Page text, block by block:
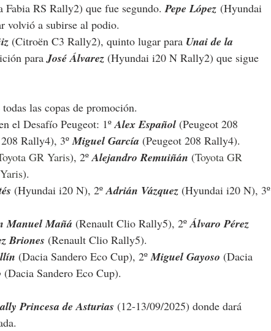
Fabia RS Rally2) que fue segundo. Pepe López (Hyundai
volvió a subirse al podio.
(Citroën C3 Rally2), quinto lugar para Unai de la
para José Álvarez (Hyundai i20 N Rally2) que sigue
las copas de promoción.
el Desafío Peugeot: 1º Alex Español (Peugeot 208
208 Rally4), 3º Miguel García (Peugeot 208 Rally4).
GR Yaris), 2º Alejandro Remuiñán (Toyota GR
).
(Hyundai i20 N), 2º Adrián Vázquez (Hyundai i20 N), 3º
Manuel Mañá (Renault Clio Rally5), 2º Álvaro Pérez
Briones (Renault Clio Rally5).
(Dacia Sandero Eco Cup), 2º Miguel Gayoso (Dacia
(Dacia Sandero Eco Cup).
Princesa de Asturias (12-13/09/2025) donde dará